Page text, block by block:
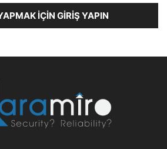
İÇIN GIRIŞ YAPIN